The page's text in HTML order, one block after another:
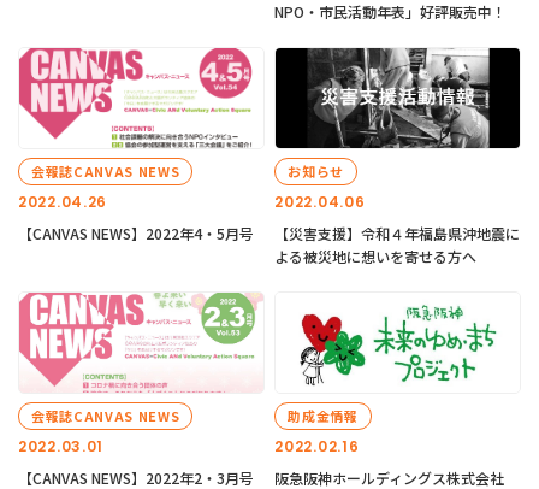
NPO・市民活動年表」好評販売中！
2022.04.26
会報誌CANVAS NEWS
【CANVAS NEWS】2022年4・5月号
2022.04.06
お知らせ
【災害支援】令和４年福島県沖地震に
よる被災地に想いを寄せる方へ
2022.03.01
会報誌CANVAS NEWS
【CANVAS NEWS】2022年2・3月号
2022.02.16
助成金情報
阪急阪神ホールディングス株式会社